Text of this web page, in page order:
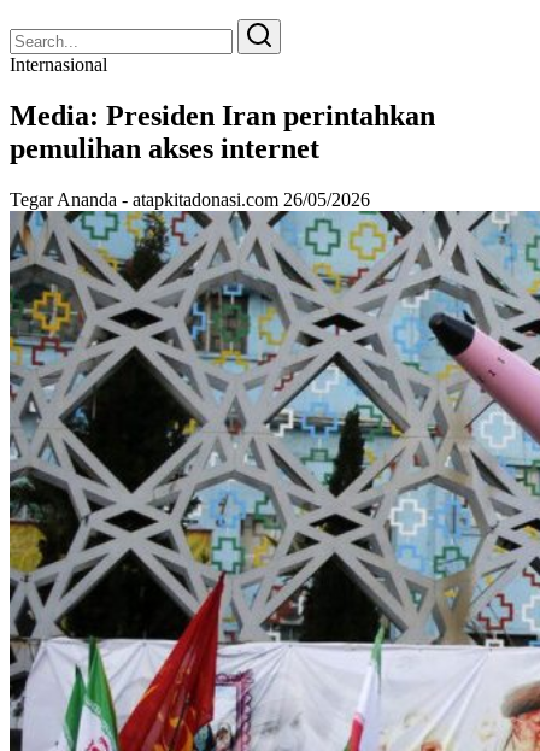
Search
for:
Search
Internasional
Media: Presiden Iran perintahkan
pemulihan akses internet
Tegar Ananda - atapkitadonasi.com 26/05/2026